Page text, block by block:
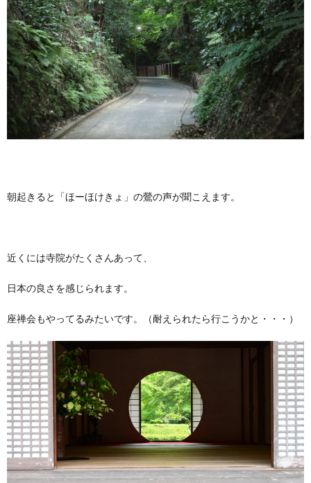
朝起きると「ほーほけきょ」の鶯の声が聞こえます。
近くには寺院がたくさんあって、
日本の良さを感じられます。
座禅会もやってるみたいです。（耐えられたら行こうかと・・・）